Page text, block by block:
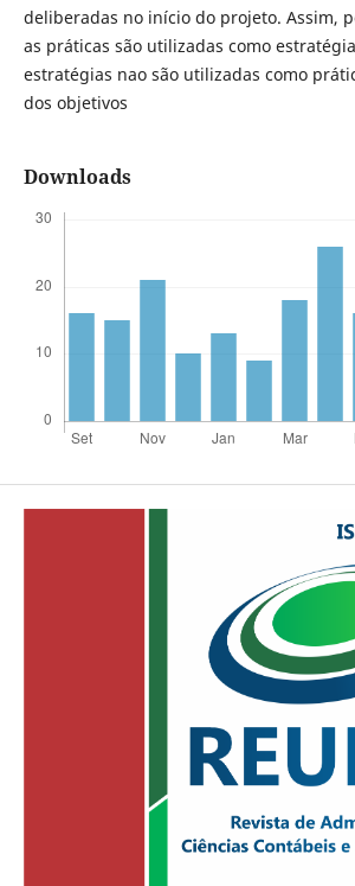
deliberadas no início do projeto. Assim,
as práticas são utilizadas como
estratégias nao são utilizadas como
dos objetivos
Downloads